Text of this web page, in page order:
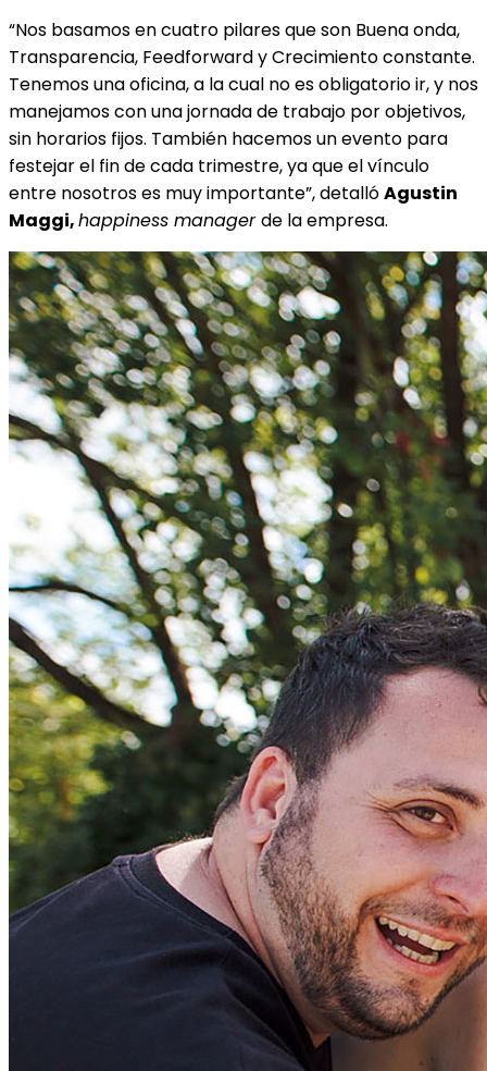
“Nos basamos en cuatro pilares que son Buena onda,
Transparencia, Feedforward y Crecimiento constante.
Tenemos una oficina, a la cual no es obligatorio ir, y nos
manejamos con una jornada de trabajo por objetivos,
sin horarios fijos. También hacemos un evento para
festejar el fin de cada trimestre, ya que el vínculo
entre nosotros es muy importante”, detallóAgustin
Maggi,happiness manager de la empresa.